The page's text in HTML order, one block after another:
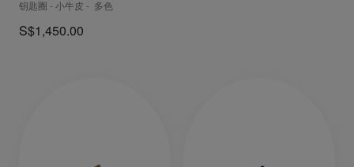
钥匙圈 - 小牛皮 - 多色
S$1,450.00